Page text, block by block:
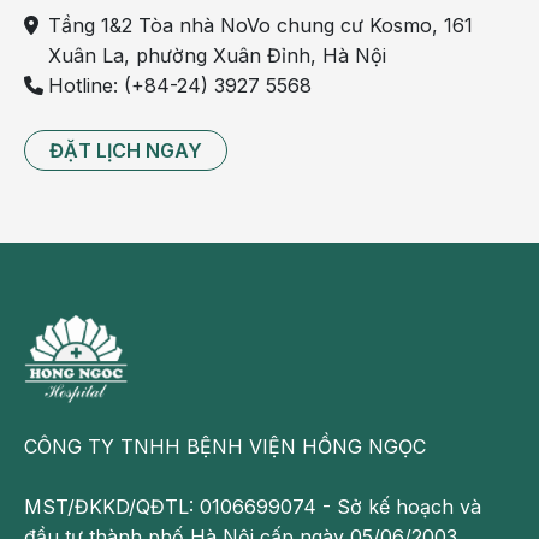
Khi nào cần đi khám?
Chóng mặt là dấu hiệu của nhiều bệnh, trong đó có một
số bệnh nguy hiểm như
chấn thương sọ não, tai biến mạch máu não... nhưng nếu
cơn nhức đầu bất thình lình, mắt nhìn mờ, chân tay run,
cảm giác lảo đảo muốn ngã... có thể là dấu hiệu của
Tầng 1&2 Tòa nhà NoVo chung cư Kosmo, 161
Xuân La, phường Xuân Đỉnh, Hà Nội
Hotline: (+84-24) 3927 5568
ĐẶT LỊCH NGAY
CÔNG TY TNHH BỆNH VIỆN HỒNG NGỌC
MST/ĐKKD/QĐTL: 0106699074 - Sở kế hoạch và